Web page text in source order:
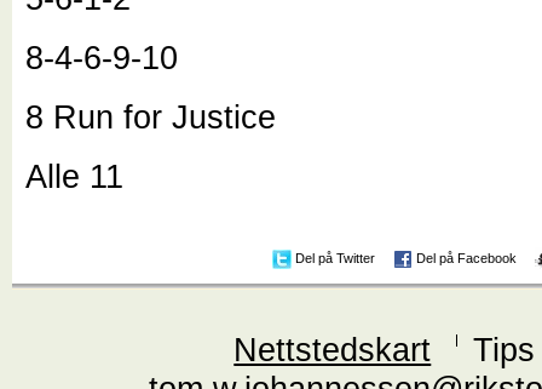
8-4-6-9-10
8 Run for Justice
Alle 11
Del på Twitter Del på Facebook
Nettstedskart